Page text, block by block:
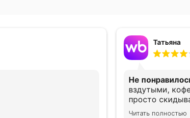
Татьяна
Не
вздутыми,
просто
Читать полностью